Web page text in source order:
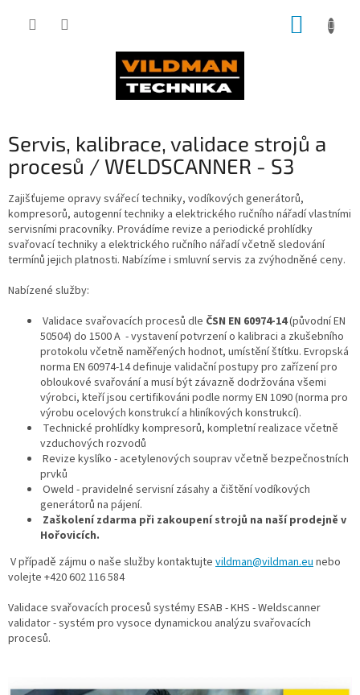
Servis, kalibrace, validace strojů a
procesů / WELDSCANNER - S3
Zajišťujeme opravy svářecí techniky, vodíkových generátorů,
kompresorů, autogenní techniky a elektrického ručního nářadí vlastními
servisními pracovníky. Provádíme revize a periodické prohlídky
svařovací techniky a elektrického ručního nářadí včetně sledování
termínů jejich platnosti. Nabízíme i smluvní servis za zvýhodněné ceny.
Nabízené služby:
Validace svařovacích procesů dle ČSN EN 60974-14(původní EN
50504) do 1500 A - vystavení potvrzení o kalibraci a zkušebního
protokolu včetně naměřených hodnot, umístění štítku. Evropská
norma EN 60974-14 definuje validační postupy pro zařízení pro
obloukové svařování a musí být závazně dodržována všemi
výrobci, kteří jsou certifikováni podle normy EN 1090 (norma pro
výrobu ocelových konstrukcí a hliníkových konstrukcí).
Technické prohlídky kompresorů, kompletní realizace včetně
vzduchových rozvodů
Revize kyslíko - acetylenových souprav včetně bezpečnostních
prvků
Oweld - pravidelné servisní zásahy a čištění vodíkových
generátorů na pájení.
Zaškolení zdarma při zakoupení strojů na naší prodejně v
Hořovicích.
V případě zájmu o naše služby kontaktujte vildman@vildman.eu nebo
volejte +420 602 116 584
Validace svařovacích procesů systémy ESAB - KHS - Weldscanner
validator - systém pro vysoce dynamickou analýzu svařovacích
procesů.